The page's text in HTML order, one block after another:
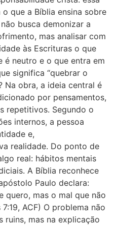
que a Bíblia ensina sobre
busca demonizar a
mas analisar com
às Escrituras o que
é neutro e o que entra em
significa “quebrar o
Na obra, a ideia central é
por pensamentos,
repetitivos. Segundo o
internos, a pessoa
e,
realidade. Do ponto de
real: hábitos mentais
A Bíblia reconhece
Paulo declara:
quero, mas o mal que não
ACF) O problema não
ruins, mas na explicação